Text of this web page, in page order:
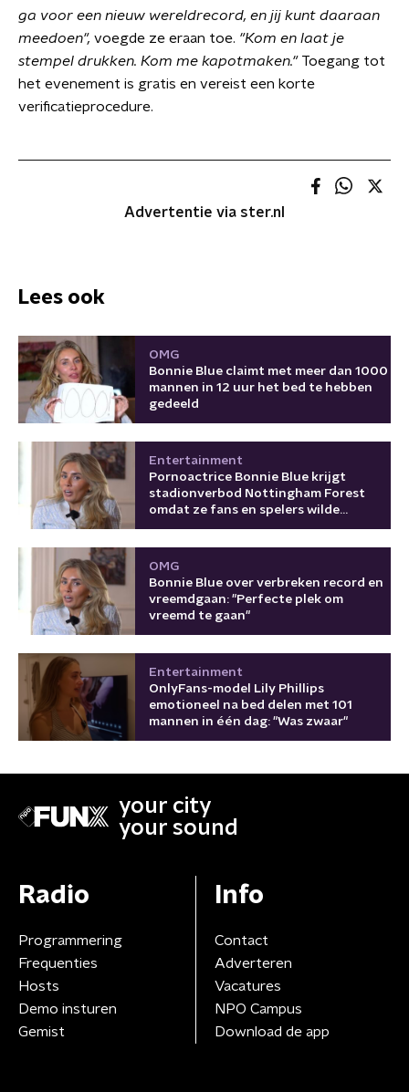
ga voor een nieuw wereldrecord, en jij kunt daaraan
meedoen", voegde ze eraan toe. "Kom en laat je
stempel drukken. Kom me kapotmaken." Toegang tot
het evenement is gratis en vereist een korte
verificatieprocedure.
Advertentie via ster.nl
Lees ook
OMG
Bonnie Blue claimt met meer dan 1000
mannen in 12 uur het bed te hebben
gedeeld
Entertainment
Pornoactrice Bonnie Blue krijgt
stadionverbod Nottingham Forest
omdat ze fans en spelers wilde
OMG
Bonnie Blue over verbreken record en
vreemdgaan: "Perfecte plek om
vreemd te gaan"
Entertainment
OnlyFans-model Lily Phillips
emotioneel na bed delen met 101
mannen in één dag: "Was zwaar"
your city
your sound
Radio
Programmering
Frequenties
Hosts
Demo insturen
Gemist
Info
Contact
Adverteren
Vacatures
NPO Campus
Download de app